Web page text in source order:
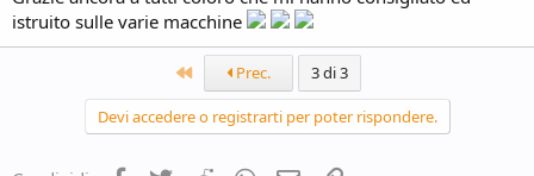
istruito sulle varie macchine
PrimoPrec. 3 di 3
Devi accedere o registrarti per poter rispondere.